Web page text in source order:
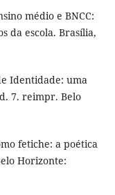
médio e BNCC:
da escola. Brasília,
Identidade: uma
7. reimpr. Belo
fetiche: a poética
Horizonte: